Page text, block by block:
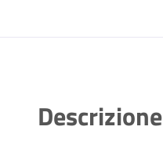
Descrizione